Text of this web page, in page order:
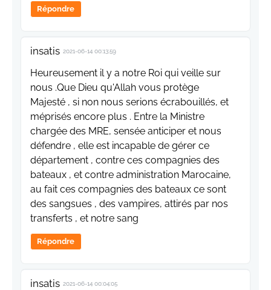
Répondre
insatis 2021-06-14 00:13:59
Heureusement il y a notre Roi qui veille sur
nous .Que Dieu qu'Allah vous protège
Majesté , si non nous serions écrabouillés, et
méprisés encore plus . Entre la Ministre
chargée des MRE, sensée anticiper et nous
défendre , elle est incapable de gérer ce
département , contre ces compagnies des
bateaux , et contre administration Marocaine,
au fait ces compagnies des bateaux ce sont
des sangsues , des vampires, attirés par nos
transferts , et notre sang
Répondre
insatis 2021-06-14 00:04:05